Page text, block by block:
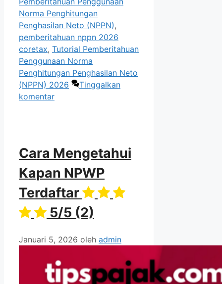
Norma Penghitungan
Penghasilan Neto (NPPN),
pemberitahuan nppn 2026
coretax, Tutorial Pemberitahuan
Penggunaan Norma
Penghitungan Penghasilan Neto
(NPPN) 2026
Tinggalkan
komentar
Cara Mengetahui
Kapan NPWP
Terdaftar
5/5 (2)
Januari 5, 2026 oleh admin